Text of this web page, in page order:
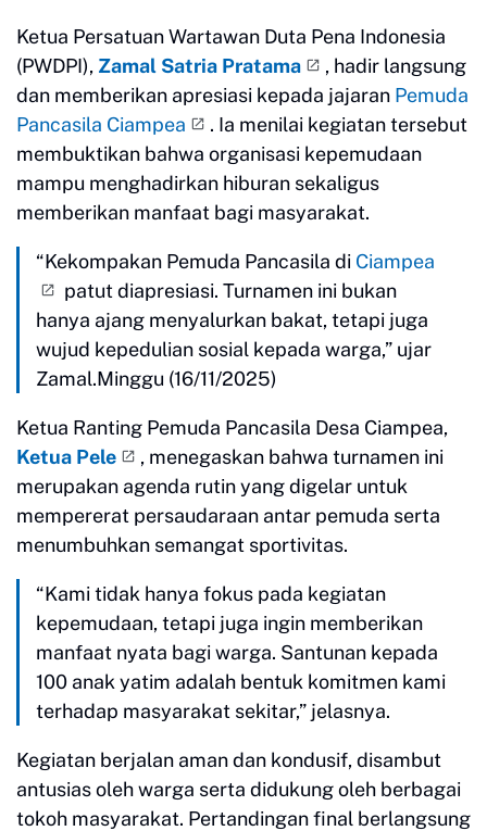
Ketua Persatuan Wartawan Duta Pena Indonesia
(PWDPI), Zamal Satria Pratama
, hadir langsung
dan memberikan apresiasi kepada jajaran Pemuda
Pancasila Ciampea
. Ia menilai kegiatan tersebut
membuktikan bahwa organisasi kepemudaan
mampu menghadirkan hiburan sekaligus
memberikan manfaat bagi masyarakat.
“Kekompakan Pemuda Pancasila di Ciampea
patut diapresiasi. Turnamen ini bukan
hanya ajang menyalurkan bakat, tetapi juga
wujud kepedulian sosial kepada warga,” ujar
Zamal.Minggu (16/11/2025)
Ketua Ranting Pemuda Pancasila Desa Ciampea,
Ketua Pele
, menegaskan bahwa turnamen ini
merupakan agenda rutin yang digelar untuk
mempererat persaudaraan antar pemuda serta
menumbuhkan semangat sportivitas.
“Kami tidak hanya fokus pada kegiatan
kepemudaan, tetapi juga ingin memberikan
manfaat nyata bagi warga. Santunan kepada
100 anak yatim adalah bentuk komitmen kami
terhadap masyarakat sekitar,” jelasnya.
Kegiatan berjalan aman dan kondusif, disambut
antusias oleh warga serta didukung oleh berbagai
tokoh masyarakat. Pertandingan final berlangsung